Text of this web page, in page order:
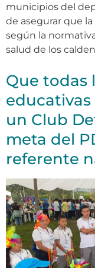
municipios del
de asegurar que
según la
salud de los
Que todas
un Club
meta del
referente